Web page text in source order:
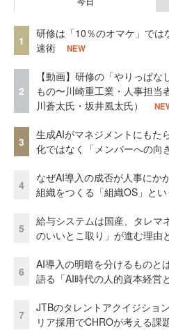
1
研修は「10％のオマケ」で
速術
NEW
2
【動画】研修の「やりっぱ
もの〜川崎重工業・人事担当
川蒼太氏・坂井風太氏）
3
生成AIがマネジメントにもた
化ではなく「メンバーへの向
4
なぜAI導入の成否が人事にか
組織をつくる「組織OS」と
5
給与システムは国産、タレ
のいいとこ取り」が進む理由
6
AI導入の明暗を分けるものと
語る「AI時代の人的資本経営
7
JTBのタレントアクイジショ
リア採用でCHROが考える課